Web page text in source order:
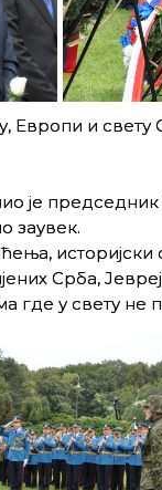
и
jе
заувек.
Срба,
где у свету не